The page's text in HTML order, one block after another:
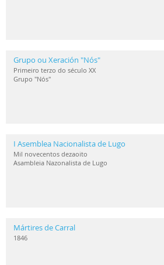
Grupo ou Xeración "Nós"
Primeiro terzo do século XX
Grupo "Nós"
I Asemblea Nacionalista de Lugo
Mil novecentos dezaoito
Asambleia Nazonalista de Lugo
Mártires de Carral
1846